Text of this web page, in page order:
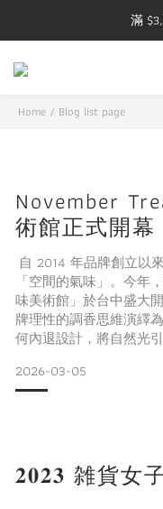
滿
Home / Blog list page
November
術館正式開幕
自 2014 年品牌創立以
「空間的氣味」。今年
味美術館」於台中盛大
牌理性的調香思維演繹
何內退設計，將自然光
列與訂製的三角形不鏽
角。在純淨的背景中，
2026-03-05
𝟐𝟎𝟐𝟑 雑貨女